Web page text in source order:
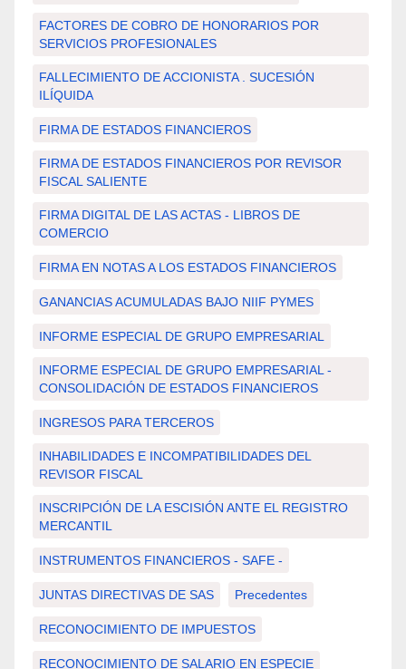
FACTORES DE COBRO DE HONORARIOS POR
SERVICIOS PROFESIONALES
FALLECIMIENTO DE ACCIONISTA . SUCESIÓN
ILÍQUIDA
FIRMA DE ESTADOS FINANCIEROS
FIRMA DE ESTADOS FINANCIEROS POR REVISOR
FISCAL SALIENTE
FIRMA DIGITAL DE LAS ACTAS - LIBROS DE
COMERCIO
FIRMA EN NOTAS A LOS ESTADOS FINANCIEROS
GANANCIAS ACUMULADAS BAJO NIIF PYMES
INFORME ESPECIAL DE GRUPO EMPRESARIAL
INFORME ESPECIAL DE GRUPO EMPRESARIAL -
CONSOLIDACIÓN DE ESTADOS FINANCIEROS
INGRESOS PARA TERCEROS
INHABILIDADES E INCOMPATIBILIDADES DEL
REVISOR FISCAL
INSCRIPCIÓN DE LA ESCISIÓN ANTE EL REGISTRO
MERCANTIL
INSTRUMENTOS FINANCIEROS - SAFE -
JUNTAS DIRECTIVAS DE SAS Precedentes
RECONOCIMIENTO DE IMPUESTOS
RECONOCIMIENTO DE SALARIO EN ESPECIE